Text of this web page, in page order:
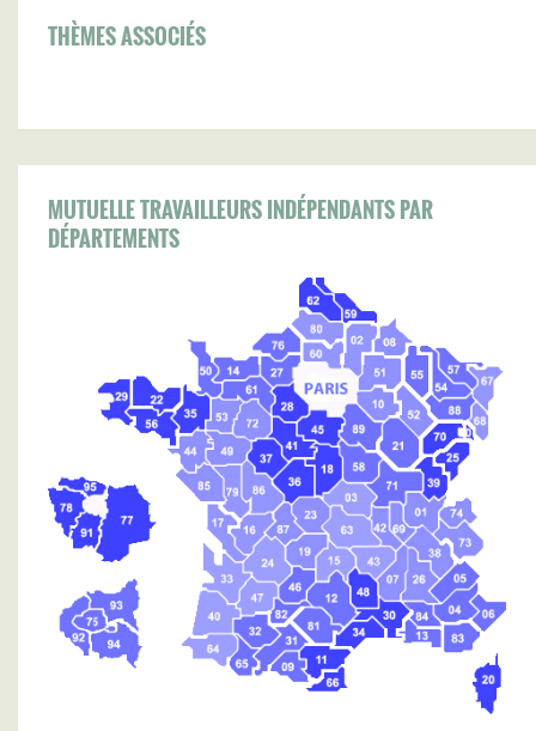
THÈMES ASSOCIÉS
MUTUELLE TRAVAILLEURS INDÉPENDANTS PAR
DÉPARTEMENTS